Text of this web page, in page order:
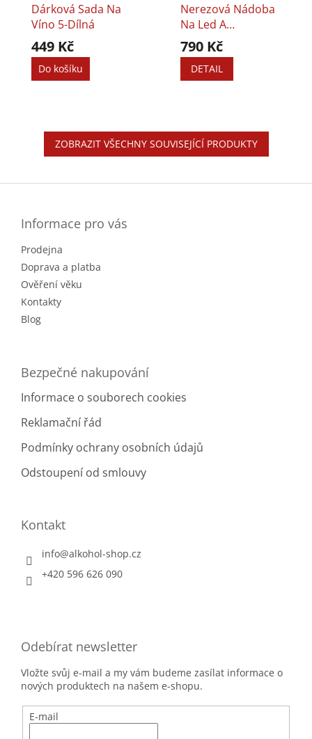
Dárková Sada Na
Víno 5-Dílná
449 Kč
Do košíku
Nerezová Nádoba
Na Led A
Servírování Vína
790 Kč
DETAIL
ZOBRAZIT VŠECHNY SOUVISEJÍCÍ PRODUKTY
Informace pro vás
Prodejna
Doprava a platba
Ověření věku
Kontakty
Blog
Bezpečné nakupování
Informace o souborech cookies
Reklamační řád
Podmínky ochrany osobních údajů
Odstoupení od smlouvy
Kontakt
info@alkohol-shop.cz
+420 596 626 090
Odebírat newsletter
Vložte svůj e-mail a my vám budeme zasílat informace o
nových produktech na našem e-shopu.
E-mail